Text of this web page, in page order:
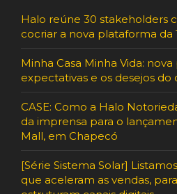
Halo reúne 30 stakeholders
cocriar a nova plataforma da
Minha Casa Minha Vida:
expectativas e os desejos do
CASE: Como a Halo
da imprensa para o
Mall, em Chapecó
[Série Sistema Solar]
que aceleram as vendas,